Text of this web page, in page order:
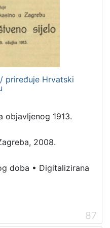
priređuje Hrvatski
objavljenog 1913.
2008.
doba • Digitalizirana
87